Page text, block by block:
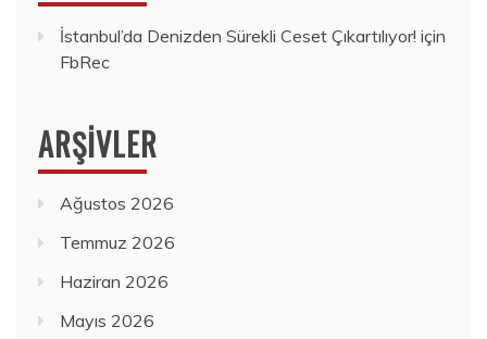
İstanbul’da Denizden Sürekli Ceset Çıkartılıyor! için
FbRec
ARŞIVLER
Ağustos 2026
Temmuz 2026
Haziran 2026
Mayıs 2026